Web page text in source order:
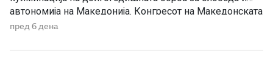
автономија на Македонија. Конгресот на Македонската
револуционерна организација, одржан во Солун, донел
што неговото започнување и водење им биле
пред 6 дена